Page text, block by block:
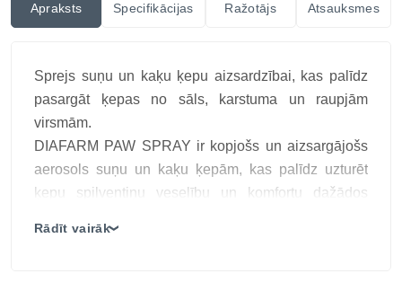
Apraksts Specifikācijas Ražotājs Atsauksmes
Sprejs suņu un kaķu ķepu aizsardzībai, kas palīdz
pasargāt ķepas no sāls, karstuma un raupjām
virsmām.
DIAFARM PAW SPRAY ir kopjošs un aizsargājošs
aerosols suņu un kaķu ķepām, kas palīdz uzturēt
ķepu spilventiņu veselību un komfortu dažādos
Rādīt vairāk❯